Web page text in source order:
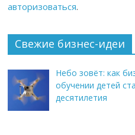
авторизоваться.
Свежие бизнес-идеи
Небо зовёт: как
обучении детей
десятилетия